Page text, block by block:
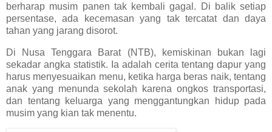
berharap musim panen tak kembali gagal. Di balik setiap
persentase, ada kecemasan yang tak tercatat dan daya
tahan yang jarang disorot.
Di Nusa Tenggara Barat (NTB), kemiskinan bukan lagi
sekadar angka statistik. Ia adalah cerita tentang dapur yang
harus menyesuaikan menu, ketika harga beras naik, tentang
anak yang menunda sekolah karena ongkos transportasi,
dan tentang keluarga yang menggantungkan hidup pada
musim yang kian tak menentu.